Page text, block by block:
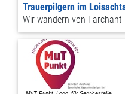
Trauerpilgern im
Wir wandern von